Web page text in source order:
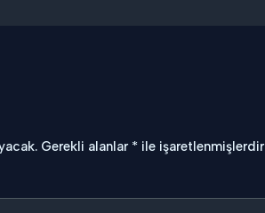
Gerekli alanlar * ile işaretlenmişlerdir